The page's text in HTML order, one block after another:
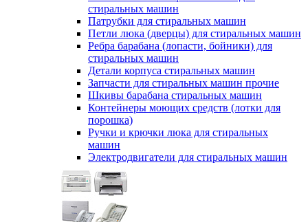
стиральных машин
Патрубки для стиральных машин
Петли люка (дверцы) для стиральных машин
Ребра барабана (лопасти, бойники) для
стиральных машин
Детали корпуса стиральных машин
Запчасти для стиральных машин прочие
Шкивы барабана стиральных машин
Контейнеры моющих средств (лотки для
порошка)
Ручки и крючки люка для стиральных
машин
Электродвигатели для стиральных машин